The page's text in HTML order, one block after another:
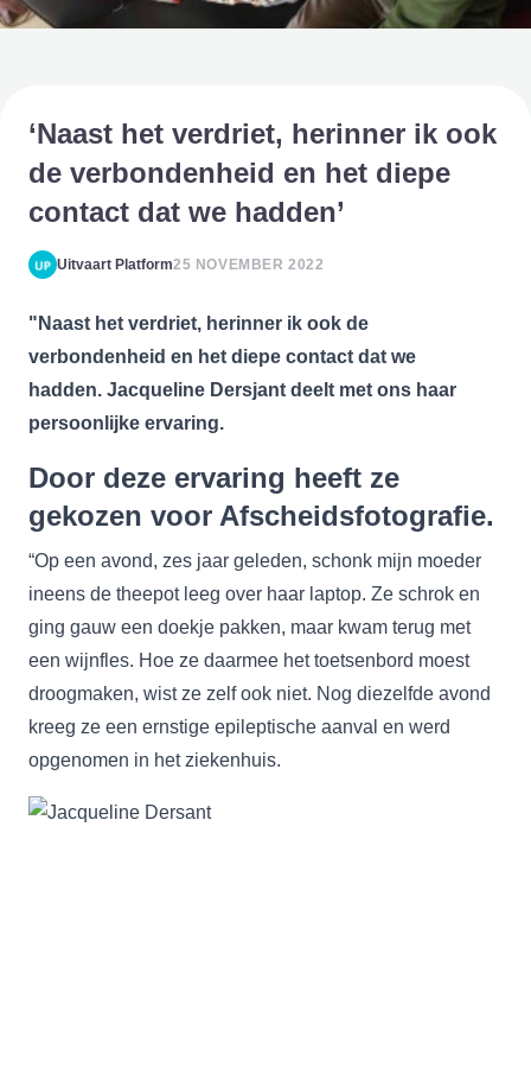
‘Naast het verdriet, herinner ik ook
de verbondenheid en het diepe
contact dat we hadden’
Uitvaart Platform25 NOVEMBER 2022
"Naast het verdriet, herinner ik ook de
verbondenheid en het diepe contact dat we
hadden. Jacqueline Dersjant deelt met ons haar
persoonlijke ervaring.
Door deze ervaring heeft ze
gekozen voor Afscheidsfotografie.
“Op een avond, zes jaar geleden, schonk mijn moeder
ineens de theepot leeg over haar laptop. Ze schrok en
ging gauw een doekje pakken, maar kwam terug met
een wijnfles. Hoe ze daarmee het toetsenbord moest
droogmaken, wist ze zelf ook niet. Nog diezelfde avond
kreeg ze een ernstige epileptische aanval en werd
opgenomen in het ziekenhuis.